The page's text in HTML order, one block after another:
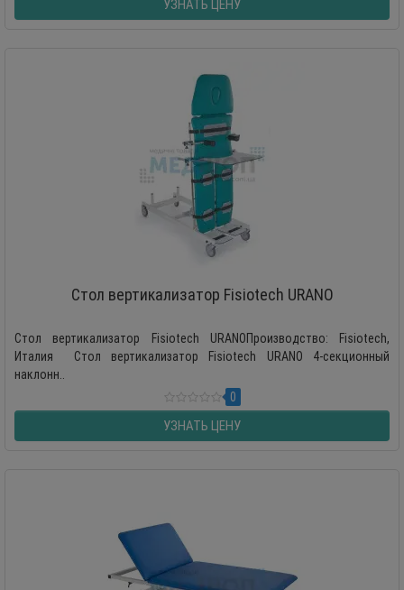
УЗНАТЬ ЦЕНУ
Стол вертикализатор Fisiotech URANO
Стол вертикализатор Fisiotech URANOПроизводство: Fisiotech,
Италия Стол вертикализатор Fisiotech URANO 4-секционный
наклонн..
0
УЗНАТЬ ЦЕНУ